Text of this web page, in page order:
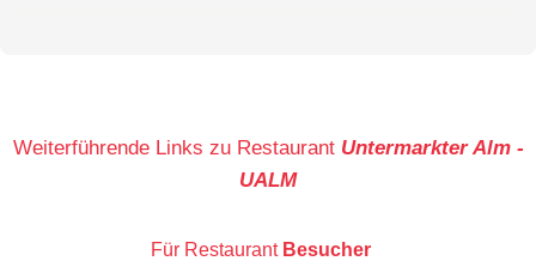
Weiterführende Links zu Restaurant Untermarkter Alm -
UALM
Für Restaurant Besucher